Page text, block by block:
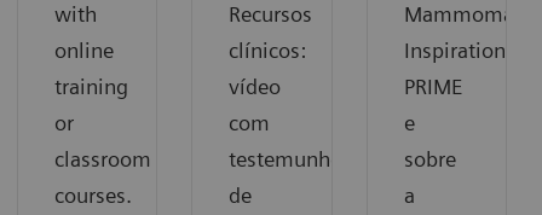
with
online
training
or
classroom
courses.
Recursos
clínicos:
vídeo
com
testemunhos
de
Mammomat
Inspiration
PRIME
e
sobre
a